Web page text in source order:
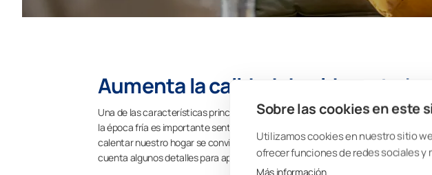
Sobre las cookies en este
Utilizamos cookies en nuestro sitio
ofrecer funciones de redes sociales y
Más información
Aumenta la calidad de vida en tu
Una de las características principales del confort térmico es su capacidad para
la época fría es importante sentirse bien en casa. Los sistemas de calefacción
calentar nuestro hogar se convierten en protagonistas con la bajada de las
cuenta algunos detalles para aprovechar al máximo las capacidades de tu